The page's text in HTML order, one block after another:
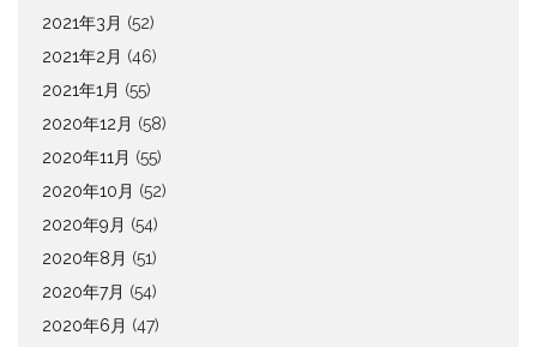
2021年3月 (52)
2021年2月 (46)
2021年1月 (55)
2020年12月 (58)
2020年11月 (55)
2020年10月 (52)
2020年9月 (54)
2020年8月 (51)
2020年7月 (54)
2020年6月 (47)